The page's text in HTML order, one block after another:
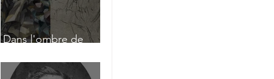
Dans l'ombre de